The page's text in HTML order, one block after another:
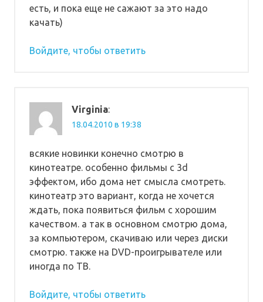
есть, и пока еще не сажают за это надо
качать)
Войдите, чтобы ответить
Virginia:
18.04.2010 в 19:38
всякие новинки конечно смотрю в
кинотеатре. особенно фильмы с 3d
эффектом, ибо дома нет смысла смотреть.
кинотеатр это вариант, когда не хочется
ждать, пока появиться фильм с хорошим
качеством. а так в основном смотрю дома,
за компьютером, скачиваю или через диски
смотрю. также на DVD-проигрывателе или
иногда по ТВ.
Войдите, чтобы ответить